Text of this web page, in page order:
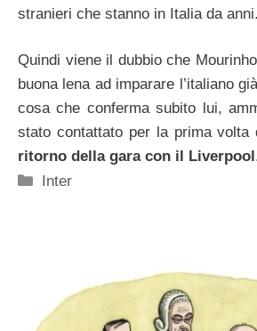
stranieri che stanno in Italia da anni.
Quindi viene il dubbio che
buona lena ad imparare l’italiano
cosa che conferma subito lui,
stato contattato per la prima
ritorno della gara con il Liverpool
Categorie
Inter